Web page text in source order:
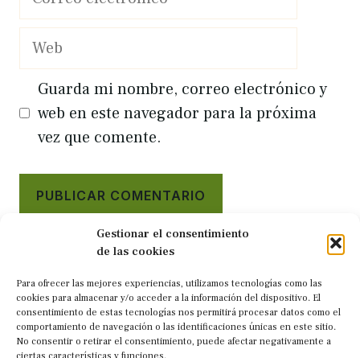
Gestionar el consentimiento
de las cookies
Para ofrecer las mejores experiencias, utilizamos tecnologías como las
cookies para almacenar y/o acceder a la información del dispositivo. El
consentimiento de estas tecnologías nos permitirá procesar datos como el
comportamiento de navegación o las identificaciones únicas en este sitio.
No consentir o retirar el consentimiento, puede afectar negativamente a
Web
Guarda mi nombre, correo electrónico y
web en este navegador para la próxima
vez que comente.